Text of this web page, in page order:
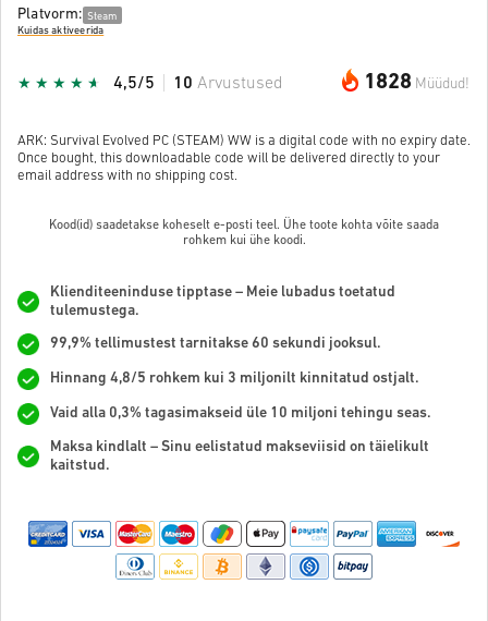
Platvorm: Steam
Kuidas aktiveerida
1828 Müüdud!
4,5/5 10 Arvustused
ARK: Survival Evolved PC (STEAM) WW is a digital code with no expiry date.
Once bought, this downloadable code will be delivered directly to your
email address with no shipping cost.
Kood(id) saadetakse koheselt e-posti teel. Ühe toote kohta võite saada
rohkem kui ühe koodi.
Klienditeeninduse tipptase – Meie lubadus toetatud
tulemustega.
99,9% tellimustest tarnitakse 60 sekundi jooksul.
Hinnang 4,8/5 rohkem kui 3 miljonilt kinnitatud ostjalt.
Vaid alla 0,3% tagasimakseid üle 10 miljoni tehingu seas.
Maksa kindlalt – Sinu eelistatud makseviisid on täielikult
kaitstud.